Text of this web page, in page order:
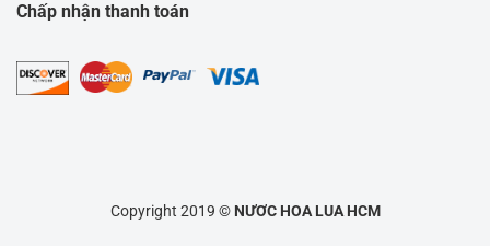
Chấp nhận thanh toán
Copyright 2019 © NƯƠC HOA LUA HCM